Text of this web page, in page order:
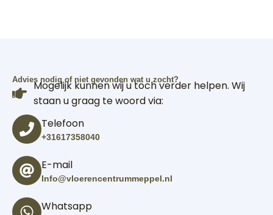
Advies nodig of niet gevonden wat u zocht?
Mogelijk kunnen wij u toch verder helpen. Wij
staan u graag te woord via:
Telefoon
+31617358040
E-mail
Info@vloerencentrummeppel.nl
Whatsapp